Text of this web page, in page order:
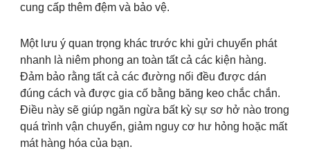
cung cấp thêm đệm và bảo vệ.
Một lưu ý quan trọng khác trước khi gửi chuyển phát
nhanh là niêm phong an toàn tất cả các kiện hàng.
Đảm bảo rằng tất cả các đường nối đều được dán
đúng cách và được gia cố bằng băng keo chắc chắn.
Điều này sẽ giúp ngăn ngừa bất kỳ sự sơ hở nào trong
quá trình vận chuyển, giảm nguy cơ hư hỏng hoặc mất
mát hàng hóa của bạn.